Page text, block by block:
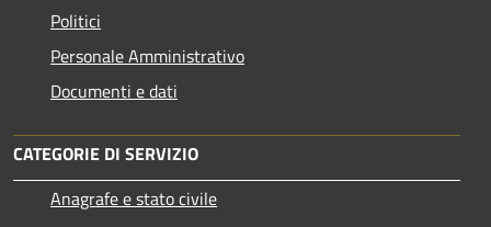
Politici
Personale Amministrativo
Documenti e dati
CATEGORIE DI SERVIZIO
Anagrafe e stato civile